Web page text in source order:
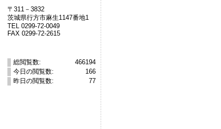
〒311－3832
茨城県行方市麻生1147番地1
TEL 0299-72-0049
FAX 0299-72-2615
466194
総閲覧数:
166
今日の閲覧数:
77
昨日の閲覧数: